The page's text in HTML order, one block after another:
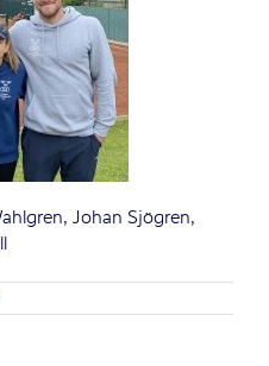
Johan Sjögren,